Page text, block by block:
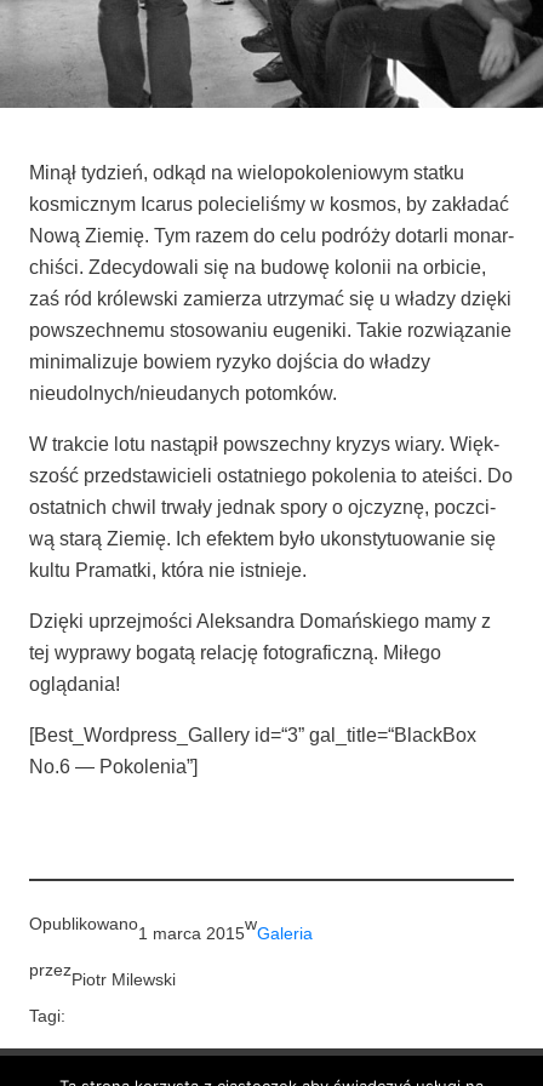
Minął tydzień, odkąd na wie­lo­po­ko­le­nio­wym stat­ku
kosmicz­nym Ica­rus pole­cie­li­śmy w kosmos, by zakła­dać
Nową Zie­mię. Tym razem do celu podró­ży dotar­li monar­
chi­ści. Zde­cy­do­wa­li się na budo­wę kolo­nii na orbi­cie,
zaś ród kró­lew­ski zamie­rza utrzy­mać się u wła­dzy dzię­ki
powszech­ne­mu sto­so­wa­niu euge­ni­ki. Takie roz­wią­za­nie
mini­ma­li­zu­je bowiem ryzy­ko doj­ścia do wła­dzy
nieudolnych/nieudanych potomków.
W trak­cie lotu nastą­pił powszech­ny kry­zys wia­ry. Więk­
szość przed­sta­wi­cie­li ostat­nie­go poko­le­nia to ate­iści. Do
ostat­nich chwil trwa­ły jed­nak spo­ry o ojczy­znę, poczci­
wą sta­rą Zie­mię. Ich efek­tem było ukon­sty­tu­owa­nie się
kul­tu Pra­mat­ki, któ­ra nie istnieje.
Dzię­ki uprzej­mo­ści Alek­san­dra Domań­skie­go mamy z
tej wypra­wy boga­tą rela­cję foto­gra­ficz­ną. Miłe­go
oglądania!
[Best_Wordpress_Gallery id=“3” gal_title=“BlackBox
No.6 — Pokolenia”]
Opublikowano1 marca 2015wGaleria
przezPiotr Milewski
Tagi: